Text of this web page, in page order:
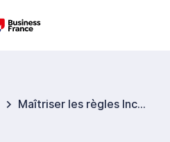
Maîtriser les règles Incoterms® de l'ICC 2020